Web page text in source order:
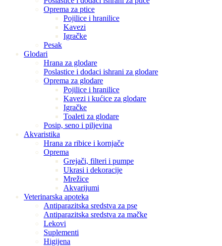
Oprema za ptice
Pojilice i hranilice
Kavezi
Igračke
Pesak
Glodari
Hrana za glodare
Poslastice i dodaci ishrani za glodare
Oprema za glodare
Pojilice i hranilice
Kavezi i kućice za glodare
Igračke
Toaleti za glodare
Posip, seno i piljevina
Akvaristika
Hrana za ribice i kornjače
Oprema
Grejači, filteri i pumpe
Ukrasi i dekoracije
Mrežice
Akvarijumi
Veterinarska apoteka
Antiparazitska sredstva za pse
Antiparazitska sredstva za mačke
Lekovi
Suplementi
Higijena